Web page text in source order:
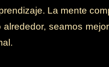
La mente
seamos